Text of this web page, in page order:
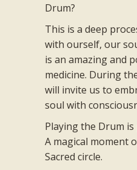
Drum?
This is a deep
with ourself, our
is an amazing and
medicine. During
will invite us to
soul with
Playing the Drum
A magical moment
Sacred circle.